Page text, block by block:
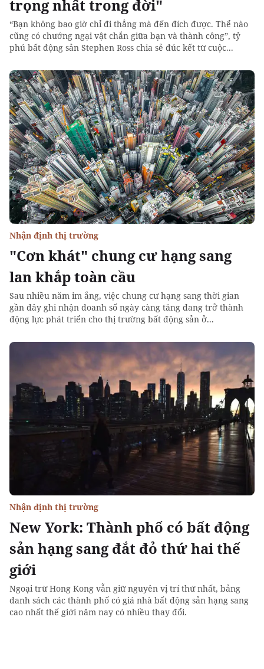
trọng nhất trong đời"
“Bạn không bao giờ chỉ đi thẳng mà đến đích được. Thể nào
cũng có chướng ngại vật chắn giữa bạn và thành công”, tỷ
phú bất động sản Stephen Ross chia sẻ đúc kết từ cuộc...
"Cơn khát" chung cư hạng sang
lan khắp toàn cầu
Nhận định thị trường
Sau nhiều năm im ắng, việc chung cư hạng sang thời gian
gần đây ghi nhận doanh số ngày càng tăng đang trở thành
động lực phát triển cho thị trường bất động sản ở...
New York: Thành phố có bất động
sản hạng sang đắt đỏ thứ hai thế
giới
Nhận định thị trường
Ngoại trừ Hong Kong vẫn giữ nguyên vị trí thứ nhất, bảng
danh sách các thành phố có giá nhà bất động sản hạng sang
cao nhất thế giới năm nay có nhiều thay đổi.